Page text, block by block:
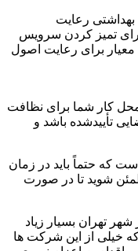
بهداشتی رعایت
تمیز کردن سرویس
برای رعایت اصول
محل کار شما برای نظافت
تأییدشده باشد و
که حتماً باید در زمان
شوید تا در صورت
تهران بسیار زیاد
که خیلی از این شرکت ها